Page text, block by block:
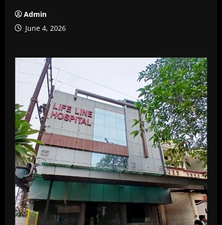
Admin
June 4, 2026